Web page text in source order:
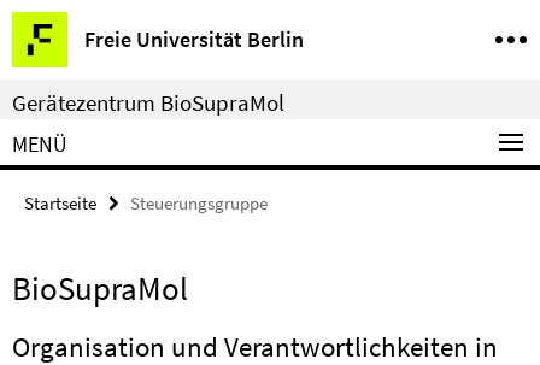
Springe
direkt
zu
Inhalt
Freie Universität Berlin
Service-
Navigation
Gerätezentrum BioSupraMol
MENÜ
Startseite Steuerungsgruppe
BioSupraMol
Organisation und Verantwortlichkeiten in